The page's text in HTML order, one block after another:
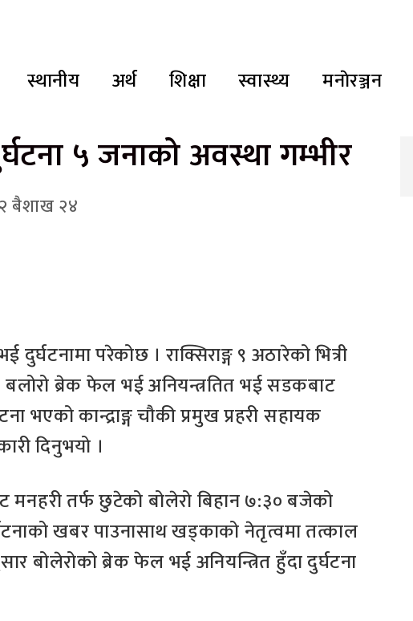
स्थानीय अर्थ शिक्षा स्वास्थ्य मनाेरञ्जन
५ जनाको अवस्था गम्भीर
बैशाख २४
दुर्घटनामा परेकोछ । राक्सिराङ्ग ९ अठारेको भित्री
ब्रेक फेल भई अनियन्त्रतित भई सडकबाट
भएको कान्द्राङ्ग चौकी प्रमुख प्रहरी सहायक
दिनुभयो ।
मनहरी तर्फ छुटेको बोलेरो बिहान ७:३० बजेको
खबर पाउनासाथ खड्काको नेतृत्वमा तत्काल
बोलेरोको ब्रेक फेल भई अनियन्त्रित हुँदा दुर्घटना